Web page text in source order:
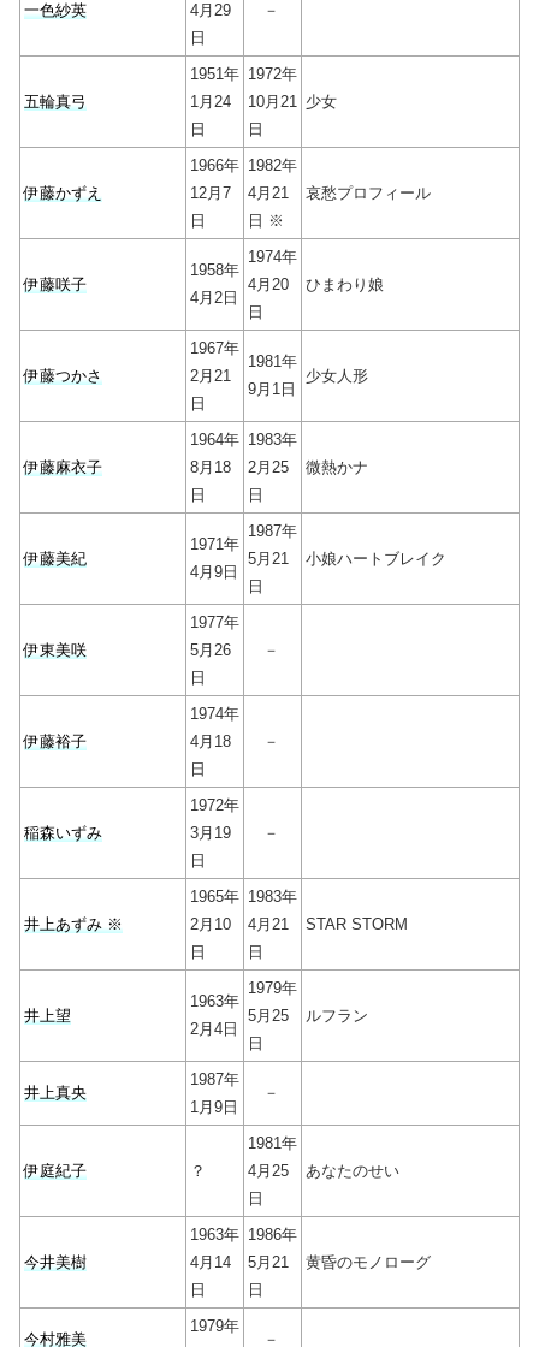
一色紗英
4月29
日
－
五輪真弓
1951年
1月24
日
1972年
10月21
日
少女
伊藤かずえ
1966年
12月7
日
1982年
4月21
日 ※
哀愁プロフィール
伊藤咲子
1958年
4月2日
1974年
4月20
日
ひまわり娘
伊藤つかさ
1967年
2月21
日
1981年
9月1日
少女人形
伊藤麻衣子
1964年
8月18
日
1983年
2月25
日
微熱かナ
伊藤美紀
1971年
4月9日
1987年
5月21
日
小娘ハートブレイク
伊東美咲
1977年
5月26
日
－
伊藤裕子
1974年
4月18
日
－
稲森いずみ
1972年
3月19
日
－
井上あずみ ※
1965年
2月10
日
1983年
4月21
日
STAR STORM
井上望
1963年
2月4日
1979年
5月25
日
ルフラン
井上真央
1987年
1月9日
－
伊庭紀子 ？
1981年
4月25
日
あなたのせい
今井美樹
1963年
4月14
日
1986年
5月21
日
黄昏のモノローグ
今村雅美
1979年
－